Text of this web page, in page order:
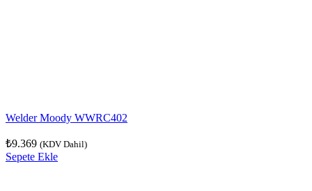
Welder Moody WWRC402
₺9.369 (KDV Dahil)
Sepete Ekle